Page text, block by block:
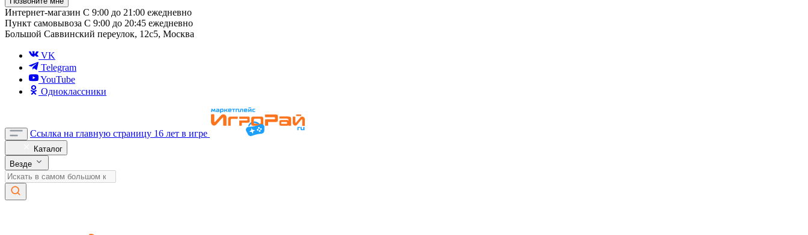
Интернет-магазин С 9:00 до 21:00 ежедневно
Пункт самовывоза С 9:00 до 20:45 ежедневно
Большой Саввинский переулок, 12с5, Москва
VK
Telegram
YouTube
Одноклассники
Ссылка на главную страницу 16 лет в игре
Каталог
Везде